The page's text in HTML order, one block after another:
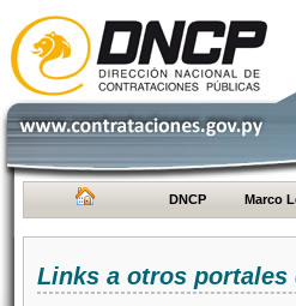
DNCP Marco
Links a otros portales